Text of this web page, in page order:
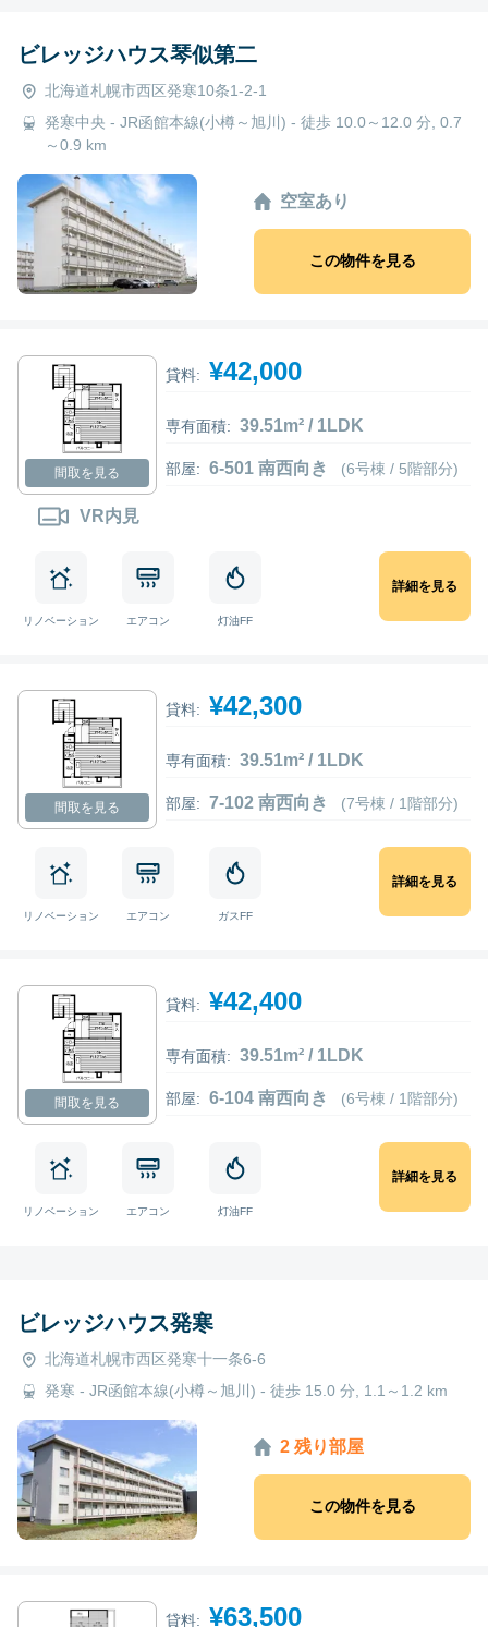
ビレッジハウス琴似第二
北海道札幌市西区発寒10条1-2-1
発寒中央 - JR函館本線(小樽～旭川) - 徒歩 10.0～12.0 分, 0.7
～0.9 km
空室あり
この物件を見る
間取を見る
VR内見
貸料: ¥42,000
専有面積: 39.51m² / 1LDK
部屋: 6-501 南西向き (6号棟 / 5階部分)
リノベーション エアコン 灯油FF
詳細を見る
間取を見る
貸料: ¥42,300
専有面積: 39.51m² / 1LDK
部屋: 7-102 南西向き (7号棟 / 1階部分)
リノベーション エアコン ガスFF
詳細を見る
間取を見る
貸料: ¥42,400
専有面積: 39.51m² / 1LDK
部屋: 6-104 南西向き (6号棟 / 1階部分)
リノベーション エアコン 灯油FF
詳細を見る
ビレッジハウス発寒
北海道札幌市西区発寒十一条6-6
発寒 - JR函館本線(小樽～旭川) - 徒歩 15.0 分, 1.1～1.2 km
2 残り部屋
この物件を見る
貸料: ¥63,500